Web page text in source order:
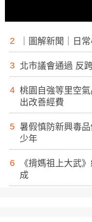
2 ｜圖解新聞｜日
3 北市議會通過 反
4 桃園自強等里空
出改善經費
5 暑假慎防新興毒
少年
6
《揹媽祖上大武
成